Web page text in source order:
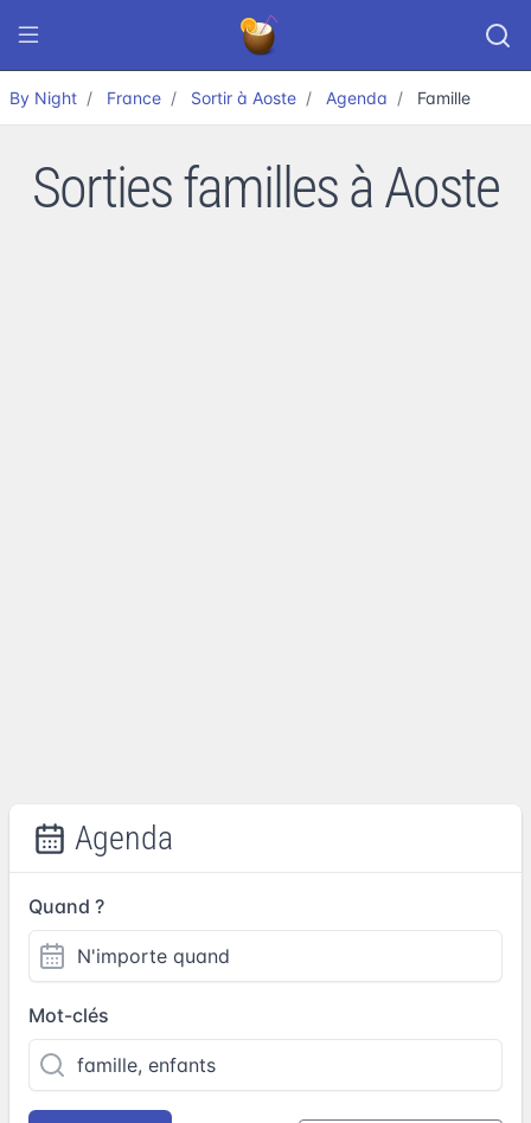
By Night France Sortir à Aoste Agenda Famille
Sorties familles à Aoste
Agenda
Quand ?
Mot-clés